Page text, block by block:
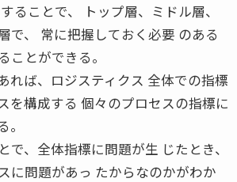
ることで、 トップ層、ミドル層、
で、 常に把握しておく必要 のある
ことができる。
れば、ロジスティクス 全体での指標
を構成する 個々のプロセスの指標に
で、全体指標に問題が生 じたとき、
に問題があっ たからなのかがわか